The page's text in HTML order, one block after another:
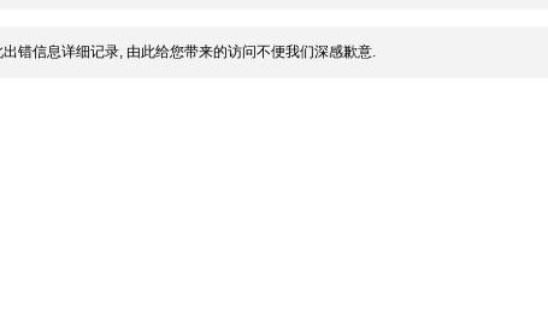
错信息详细记录, 由此给您带来的访问不便我们深感歉意.